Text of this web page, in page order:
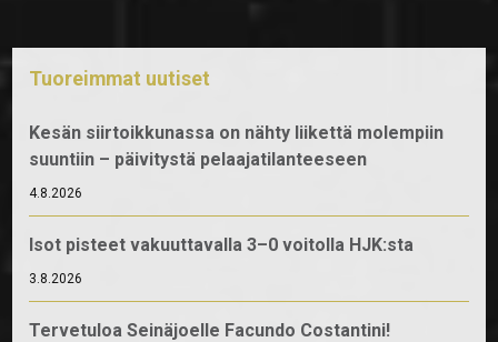
Tuoreimmat uutiset
Kesän siirtoikkunassa on nähty liikettä molempiin
suuntiin – päivitystä pelaajatilanteeseen
4.8.2026
Isot pisteet vakuuttavalla 3–0 voitolla HJK:sta
3.8.2026
Tervetuloa Seinäjoelle Facundo Costantini!